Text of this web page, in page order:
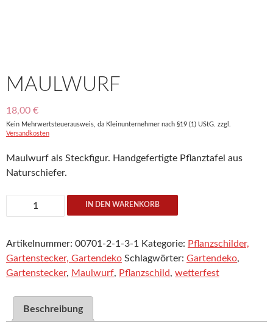
MAULWURF
18,00 €
Kein Mehrwertsteuerausweis, da Kleinunternehmer nach §19 (1) UStG. zzgl.
Versandkosten
Maulwurf als Steckfigur. Handgefertigte Pflanztafel aus
Naturschiefer.
Maulwurf
Menge
IN DEN WARENKORB
Artikelnummer: 00701-2-1-3-1 Kategorie: Pflanzschilder,
Gartenstecker, Gartendeko Schlagwörter: Gartendeko,
Gartenstecker, Maulwurf, Pflanzschild, wetterfest
Beschreibung